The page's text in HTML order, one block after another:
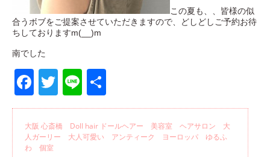
この夏も、、皆様の似
合うボブをご提案させていただきますので、どしどしご予約お待
ちしておりますm(__)m
南でした
Facebook
Twitter
Line
大阪 心斎橋 Doll hair ドールヘアー 美容室 ヘアサロン 大
人ガーリー 大人可愛い アンティーク ヨーロッパ ゆるふ
わ 個室